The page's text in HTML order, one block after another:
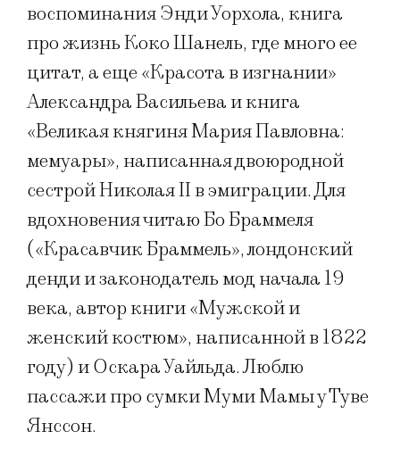
воспоминания Энди Уорхола, книга
про жизнь Коко Шанель, где много ее
цитат, а еще «Красота в изгнании»
Александра Васильева и книга
«Великая княгиня Мария Павловна:
мемуары», написанная двоюродной
сестрой Николая II в эмиграции. Для
вдохновения читаю Бо Браммеля
(«Красавчик Браммель», лондонский
денди и законодатель мод начала 19
века, автор книги «Мужской и
женский костюм», написанной в 1822
году) и Оскара Уайльда. Люблю
пассажи про сумки Муми Мамы у Туве
Янссон.